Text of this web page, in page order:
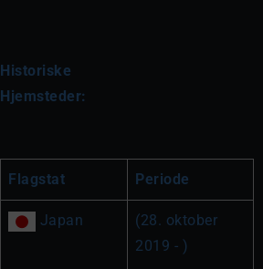
Historiske
Hjemsteder:
Flagstat Periode
Japan
(28. oktober
2019 - )